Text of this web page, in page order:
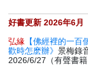
好書更新 2026年6月
弘緣 【佛經裡的一
歡時怎麽辦》景梅錄
2026/6/27（有聲書籍